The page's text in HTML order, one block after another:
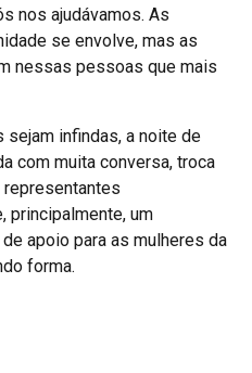
nos ajudávamos. As
se envolve, mas as
nessas pessoas que mais
infindas, a noite de
com muita conversa, troca
principalmente, um
apoio para as mulheres da
forma.